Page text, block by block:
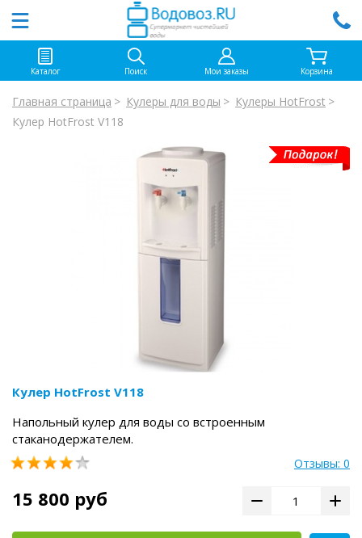
Каталог Поиск Мои заказы Корзина
Главная страница Кулеры для воды
Кулеры HotFrost
Кулер HotFrost V118
Кулер HotFrost V118
Напольный кулер для воды со встроенным
стаканодержателем.
Отзывы: 0
15 800 руб